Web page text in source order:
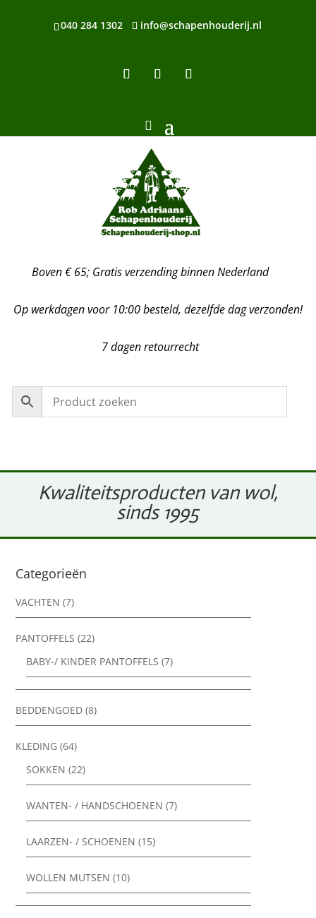
040 284 1302 info@schapenhouderij.nl
Boven € 65; Gratis verzending binnen Nederland
Op werkdagen voor 10:00 besteld, dezelfde dag verzonden!
7 dagen retourrecht
Kwaliteitsproducten van wol,
sinds 1995
Categorieën
VACHTEN (7)
PANTOFFELS (22)
BABY-/ KINDER PANTOFFELS (7)
BEDDENGOED (8)
KLEDING (64)
SOKKEN (22)
WANTEN- / HANDSCHOENEN (7)
LAARZEN- / SCHOENEN (15)
WOLLEN MUTSEN (10)